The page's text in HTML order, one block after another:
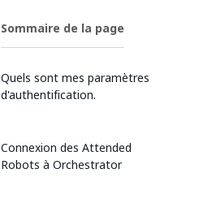
Sommaire de la page
Quels sont mes paramètres
d'authentification.
Connexion des Attended
Robots à Orchestrator